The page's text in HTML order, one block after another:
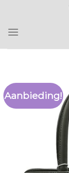
inhoud
Aanbieding!